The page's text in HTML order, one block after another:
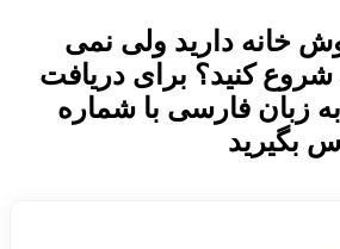
خانه دارید ولی نمی
شروع کنید؟ برای دریافت
زبان فارسی با شماره